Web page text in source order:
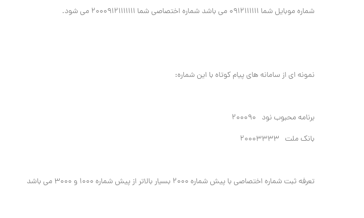
شماره موبایل شما 0912111111 می باشد شماره اختصاصی شما 20009121111111 می شود.
نمونه ای از سامانه های پیام کوتاه با این شماره:
برنامه محبوب نود 200090
بانک ملت 20003333
تعرفه ثبت شماره اختصاصی با پیش شماره 2000 بسیار بالاتر از پیش شماره 1000 و 3000 می باشد